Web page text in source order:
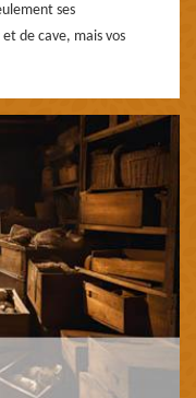
ses
de cave, mais vos